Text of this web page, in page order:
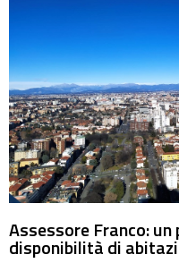
Assessore Franco:
disponibilità di